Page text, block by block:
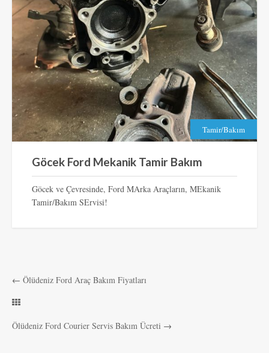
Tamir/Bakım
Göcek Ford Mekanik Tamir Bakım
Göcek ve Çevresinde, Ford MArka Araçların, MEkanik
Tamir/Bakım SErvisi!
← Ölüdeniz Ford Araç Bakım Fiyatları
Ölüdeniz Ford Courier Servis Bakım Ücreti →